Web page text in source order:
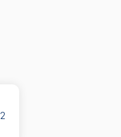
2